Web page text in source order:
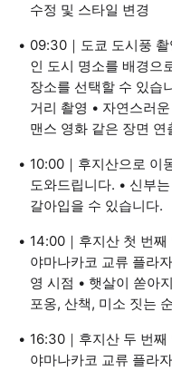
수정 및 스타일 변경
09:30｜도쿄 도시풍
인 도시 명소를 배경으
장소를 선택할 수 있습
거리 촬영 • 자연스러
맨스 영화 같은 장면 연
10:00｜후지산으로 이
도와드립니다. • 신부
갈아입을 수 있습니다.
14:00｜후지산 첫 번
야마나카코 교류 플라
영 시점 • 햇살이 쏟아
포옹, 산책, 미소 짓는
16:30｜후지산 두 번
야마나카코 교류 플라